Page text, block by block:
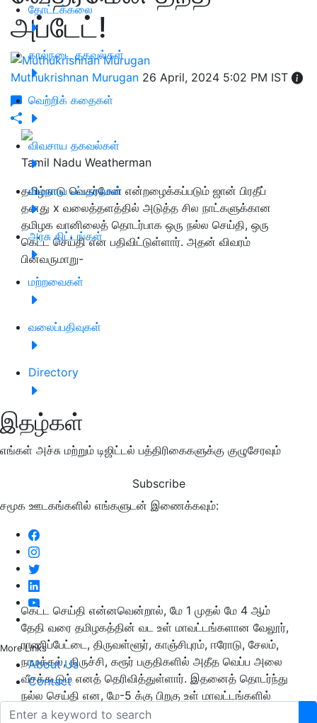
தோட்டக்கலை
கால்நடை தகவல்கள்
வெற்றிக் கதைகள்
விவசாய தகவல்கள்
விவசாய பட்டறைகள்
அரசு திட்டங்கள்
மற்றவைகள்
வலைப்பதிவுகள்
Directory
இதழ்கள்
எங்கள் அச்சு மற்றும் டிஜிட்டல் பத்திரிகைகளுக்கு குழுசேரவும்
Subscribe
சமூக ஊடகங்களில் எங்களுடன் இணைக்கவும்:
More Links
About Us
Contact
அப்டேட்!
Muthukrishnan Murugan 26 April, 2024 5:02 PM IST
Tamil Nadu Weatherman
தமிழ்நாடு வெதர்மேன் என்றழைக்கப்படும் ஜான் பிரதீப்
தனது x வலைத்தளத்தில் அடுத்த சில நாட்களுக்கான
தமிழக வானிலைத் தொடர்பாக ஒரு நல்ல செய்தி, ஒரு
கெட்ட செய்தி என பதிவிட்டுள்ளார். அதன் விவரம்
பின்வருமாறு-
கெட்ட செய்தி என்னவென்றால், மே 1 முதல் மே 4 ஆம்
தேதி வரை தமிழகத்தின் வட உள் மாவட்டங்களான வேலூர்,
ராணிப்பேட்டை, திருவள்ளூர், காஞ்சிபுரம், ஈரோடு, சேலம்,
நாமக்கல், திருச்சி, கரூர் பகுதிகளில் அதீத வெப்ப அலை
வீசக்கூடும் எனத் தெரிவித்துள்ளார். இதனைத் தொடர்ந்து
நல்ல செய்தி என, மே-5 க்கு பிறகு உள் மாவட்டங்களில்
மழைக்கு வாய்ப்புள்ளதாகவும் பதிவிட்டுள்ளார்.